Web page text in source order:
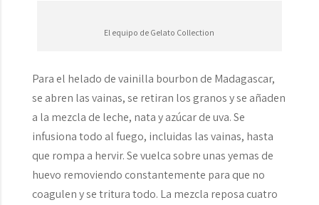
El equipo de Gelato Collection
Para el helado de vainilla bourbon de Madagascar,
se abren las vainas, se retiran los granos y se añaden
a la mezcla de leche, nata y azúcar de uva. Se
infusiona todo al fuego, incluidas las vainas, hasta
que rompa a hervir. Se vuelca sobre unas yemas de
huevo removiendo constantemente para que no
coagulen y se tritura todo. La mezcla reposa cuatro